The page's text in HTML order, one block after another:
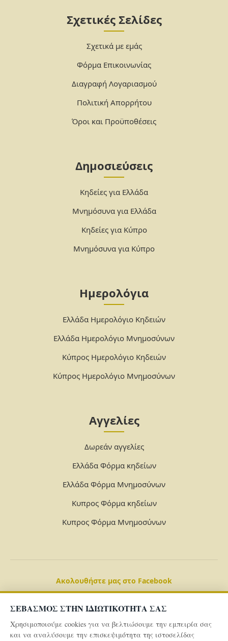
ΣΕΒΑΣΜΟΣ ΣΤΗΝ ΙΔΙΩΤΙΚΟΤΗΤΑ ΣΑΣ
Χρησιμοποιούμε cookies για να βελτιώσουμε την εμπειρία σας
και να αναλύσουμε την επισκεψιμότητα της ιστοσελίδας
Σχετικές Σελίδες
Σχετικά με εμάς
Φόρμα Επικοινωνίας
Διαγραφή Λογαριασμού
Πολιτική Απορρήτου
Όροι και Προϋποθέσεις
Δημοσιεύσεις
Κηδείες για Ελλάδα
Μνημόσυνα για Ελλάδα
Κηδείες για Κύπρο
Μνημόσυνα για Κύπρο
Ημερολόγια
Ελλάδα Ημερολόγιο Κηδειών
Ελλάδα Ημερολόγιο Μνημοσύνων
Κύπρος Ημερολόγιο Κηδειών
Κύπρος Ημερολόγιο Μνημοσύνων
Αγγελίες
Δωρεάν αγγελίες
Ελλάδα Φόρμα κηδείων
Ελλάδα Φόρμα Μνημοσύνων
Κυπρος Φόρμα κηδείων
Κυπρος Φόρμα Μνημοσύνων
Ακολουθήστε μας στο Facebook